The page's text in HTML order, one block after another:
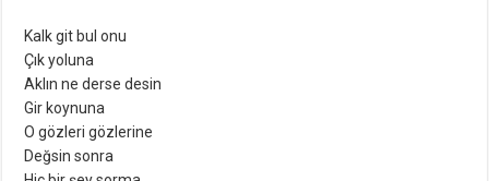
Kalk git bul onu
Çık yoluna
Aklın ne derse desin
Gir koynuna
O gözleri gözlerine
Değsin sonra